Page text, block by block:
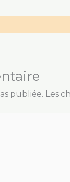
publiée. Les